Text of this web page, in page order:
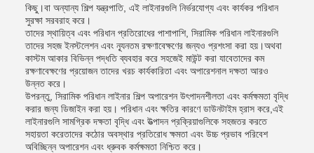
কিছু।বা অন্যান্য শিল্প যন্ত্রপাতি, এই লাইনারগুলি নির্ভরযোগ্য এবং কার্যকর পরিধান
সুরক্ষা সরবরাহ করে।
তাদের স্থায়িত্ব এবং পরিধান প্রতিরোধের পাশাপাশি, সিরামিক পরিধান লাইনারগুলি
তাদের সহজ ইনস্টলেশন এবং ন্যূনতম রক্ষণাবেক্ষণের জন্যও প্রশংসা করা হয়।অথবা
কাস্টম আকার বিভিন্ন পদ্ধতি ব্যবহার করে সহজেই মাউন্ট করা যাবেতাদের কম
রক্ষণাবেক্ষণের প্রয়োজন তাদের খরচ কার্যকারিতা এবং অপারেশনাল দক্ষতা আরও
উন্নত করে।
উপরন্তু, সিরামিক পরিধান লাইনার শিল্প অপারেশন উৎপাদনশীলতা এবং কর্মক্ষমতা বৃদ্ধি
করার জন্য ডিজাইন করা হয়। পরিধান এবং ক্ষতির কারণে ডাউনটাইম হ্রাস করে,এই
লাইনারগুলি সামগ্রিক দক্ষতা বৃদ্ধি এবং উত্পাদন প্রক্রিয়াগুলিকে সহজতর করতে
সহায়তা করেতাদের কঠোর অবস্থার প্রতিরোধ ক্ষমতা এবং উচ্চ প্রভাব পরিবেশ
অবিচ্ছিন্ন অপারেশন এবং ধ্রুবক কর্মক্ষমতা নিশ্চিত করে।